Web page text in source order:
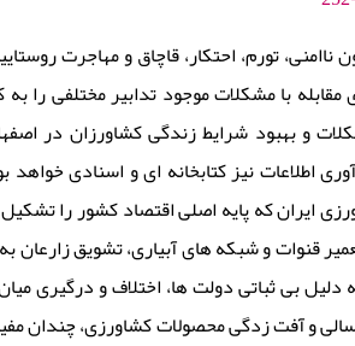
تورم، احتکار، قاچاق و مهاجرت
با مشکلات موجود تدابیر مختلفی را
و بهبود شرایط زندگی کشاورزان در
نیز کتابخانه ای و اسنادی خواهد
ایران که پایه اصلی اقتصاد کشور را تشکیل
قنوات و شبکه های آبیاری، تشویق زارعان
بی ثباتی دولت ها، اختلاف و درگیری
و آفت زدگی محصولات کشاورزی، چندان